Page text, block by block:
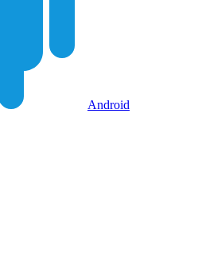
Android